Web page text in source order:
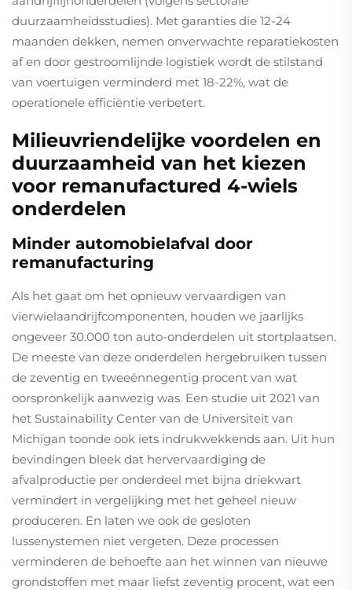
duurzaamheidsstudies). Met garanties die 12-24
maanden dekken, nemen onverwachte reparatiekosten
af en door gestroomlijnde logistiek wordt de stilstand
van voertuigen verminderd met 18-22%, wat de
operationele efficiëntie verbetert.
Milieuvriendelijke voordelen en
duurzaamheid van het kiezen
voor remanufactured 4-wiels
onderdelen
Minder automobielafval door
remanufacturing
Als het gaat om het opnieuw vervaardigen van
vierwielaandrijfcomponenten, houden we jaarlijks
ongeveer 30.000 ton auto-onderdelen uit stortplaatsen.
De meeste van deze onderdelen hergebruiken tussen
de zeventig en tweeënnegentig procent van wat
oorspronkelijk aanwezig was. Een studie uit 2021 van
het Sustainability Center van de Universiteit van
Michigan toonde ook iets indrukwekkends aan. Uit hun
bevindingen bleek dat hervervaardiging de
afvalproductie per onderdeel met bijna driekwart
vermindert in vergelijking met het geheel nieuw
produceren. En laten we ook de gesloten
lussenystemen niet vergeten. Deze processen
verminderen de behoefte aan het winnen van nieuwe
grondstoffen met maar liefst zeventig procent, wat een